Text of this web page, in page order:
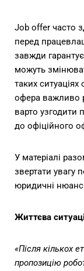
Job offer часто
перед
завжди
можуть
таких
офера важливо
варто узгодити
до офіційного
У матеріалі
звертати увагу
юридичні
Життєва
«Після кількох
пропозицію